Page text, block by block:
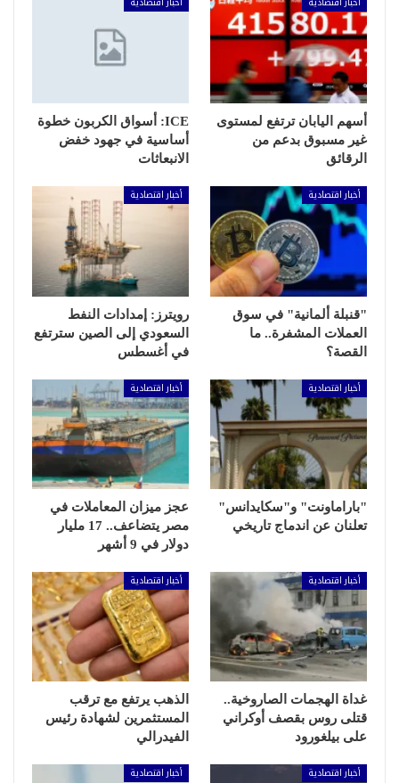
أسهم اليابان ترتفع لمستوى
غير مسبوق بدعم من
الرقائق
ICE: أسواق الكربون خطوة
أساسية في جهود خفض
الانبعاثات
أخبار اقتصادية
"قنبلة ألمانية" في سوق
العملات المشفرة.. ما
القصة؟
أخبار اقتصادية
رويترز: إمدادات النفط
السعودي إلى الصين سترتفع
في أغسطس
أخبار اقتصادية
"باراماونت" و"سكايدانس"
تعلنان عن اندماج تاريخي
أخبار اقتصادية
عجز ميزان المعاملات في
مصر يتضاعف.. 17 مليار
دولار في 9 أشهر
أخبار اقتصادية
غداة الهجمات الصاروخية..
قتلى روس بقصف أوكراني
على بيلغورود
أخبار اقتصادية
الذهب يرتفع مع ترقب
المستثمرين لشهادة رئيس
الفيدرالي
أخبار اقتصادية أخبار اقتصادية